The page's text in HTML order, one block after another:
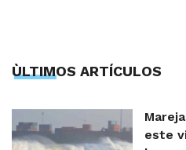
ÙLTIMOS ARTÍCULOS
este